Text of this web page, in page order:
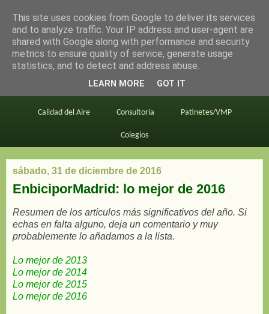
en bici por madrid
Este blog BiciMAD Primeros consejos
Calidad del Aire Consultoría Patinetes/VMP
Colegios
sábado, 31 de diciembre de 2016
EnbiciporMadrid: lo mejor de 2016
Resumen de los artículos más significativos del año. Si
echas en falta alguno, deja un comentario y muy
probablemente lo añadamos a la lista.
Lo mejor de 2013
Lo mejor de 2014
Lo mejor de 2015
Lo mejor de 2016
This site uses cookies from Google to deliver its services
and to analyze traffic. Your IP address and user-agent are
shared with Google along with performance and security
metrics to ensure quality of service, generate usage
statistics, and to detect and address abuse.
LEARN MORE GOT IT